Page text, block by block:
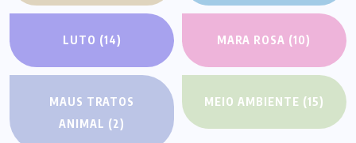
LUTO (14) MARA ROSA (10)
MAUS TRATOS
ANIMAL (2)
MEIO AMBIENTE (15)